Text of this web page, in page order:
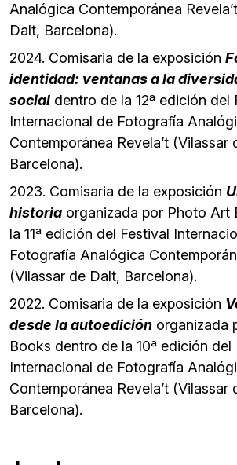
Analógica Contemporánea
Dalt, Barcelona).
2024. Comisaria de la exposición
identidad: ventanas a la
social dentro de la 12ª edición del
Internacional de Fotografía
Contemporánea Revela’t (Vilassar
Barcelona).
2023. Comisaria de la exposición
historia organizada por Photo Art
la 11ª edición del Festival
Fotografía Analógica
(Vilassar de Dalt, Barcelona).
2022. Comisaria de la exposición
desde la autoedición organizada
Books dentro de la 10ª edición del
Internacional de Fotografía
Contemporánea Revela’t (Vilassar
Barcelona).